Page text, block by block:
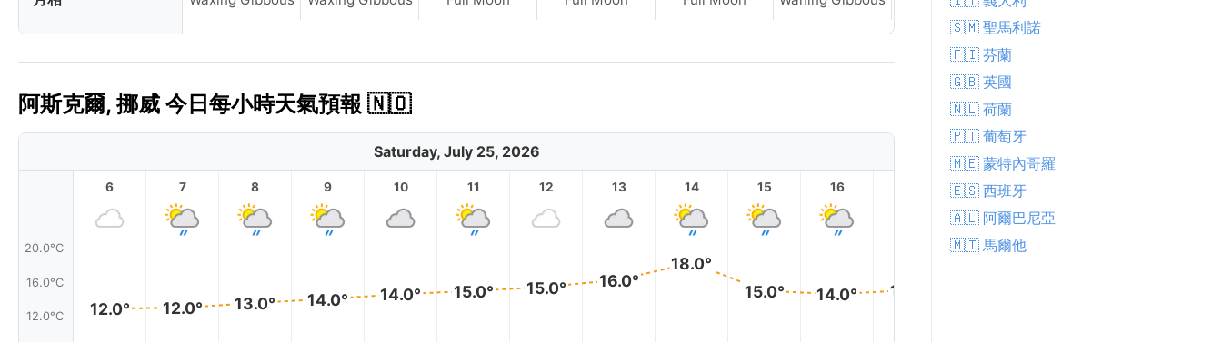
阿斯克爾, 挪威 今日每小時天氣預報 🇳🇴
Saturday, July 25, 2026
20.0°C
16.0°C
12.0°C
6
12.0°
7
12.0°
8
13.0°
9
14.0°
10
14.0°
11
15.0°
12
15.0°
13
16.0°
14
18.0°
15
15.0°
16
14.0° 15.0°
18
🇸🇲 聖馬利諾
🇫🇮 芬蘭
🇬🇧 英國
🇳🇱 荷蘭
🇵🇹 葡萄牙
🇲🇪 蒙特內哥羅
🇪🇸 西班牙
🇦🇱 阿爾巴尼亞
🇲🇹 馬爾他